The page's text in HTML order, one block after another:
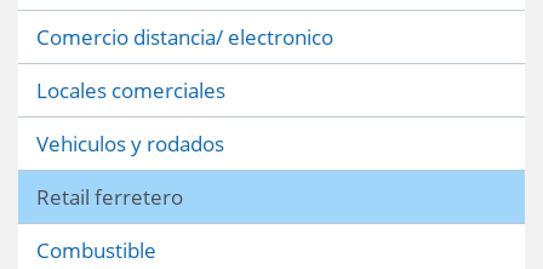
Comercio distancia/ electronico
Locales comerciales
Vehiculos y rodados
Retail ferretero
Combustible